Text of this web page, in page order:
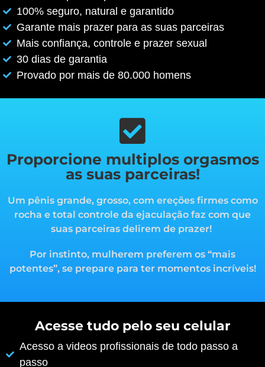
100% seguro, natural e garantido
Garante mais prazer para as suas parceiras
Mais confiança, controle e prazer sexual
30 dias de garantia
Provado por mais de 80.000 homens
Proporcione multiplos orgasmos
as suas parceiras!
Um pênis grande, grosso, com ereções firmes como
rocha e total controle da ejaculação faz com que
suas parceiras delirem de prazer!
Por instinto, mulherem preferem os “mais
potentes”, se prepare para ter momentos incríveis!
Acesse tudo pelo seu celular
Acesso a videos profissionais de todo passo a
passo